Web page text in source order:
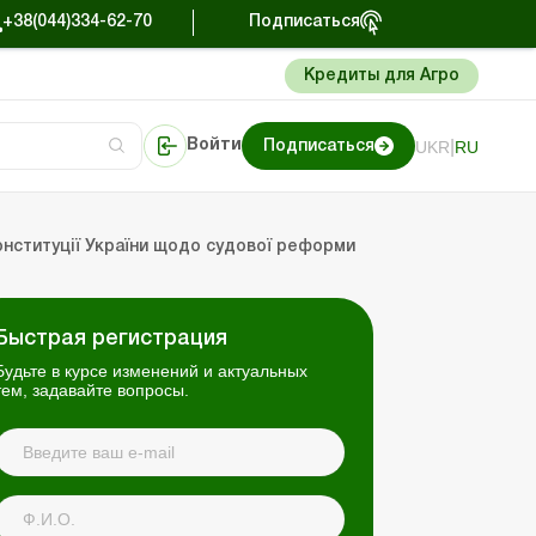
+38(044)334-62-70 Подписаться
Кредиты для Агро
Войти Подписаться UKR RU
України щодо судової реформи
регистрация
в курсе изменений и актуальных
задавайте вопросы.